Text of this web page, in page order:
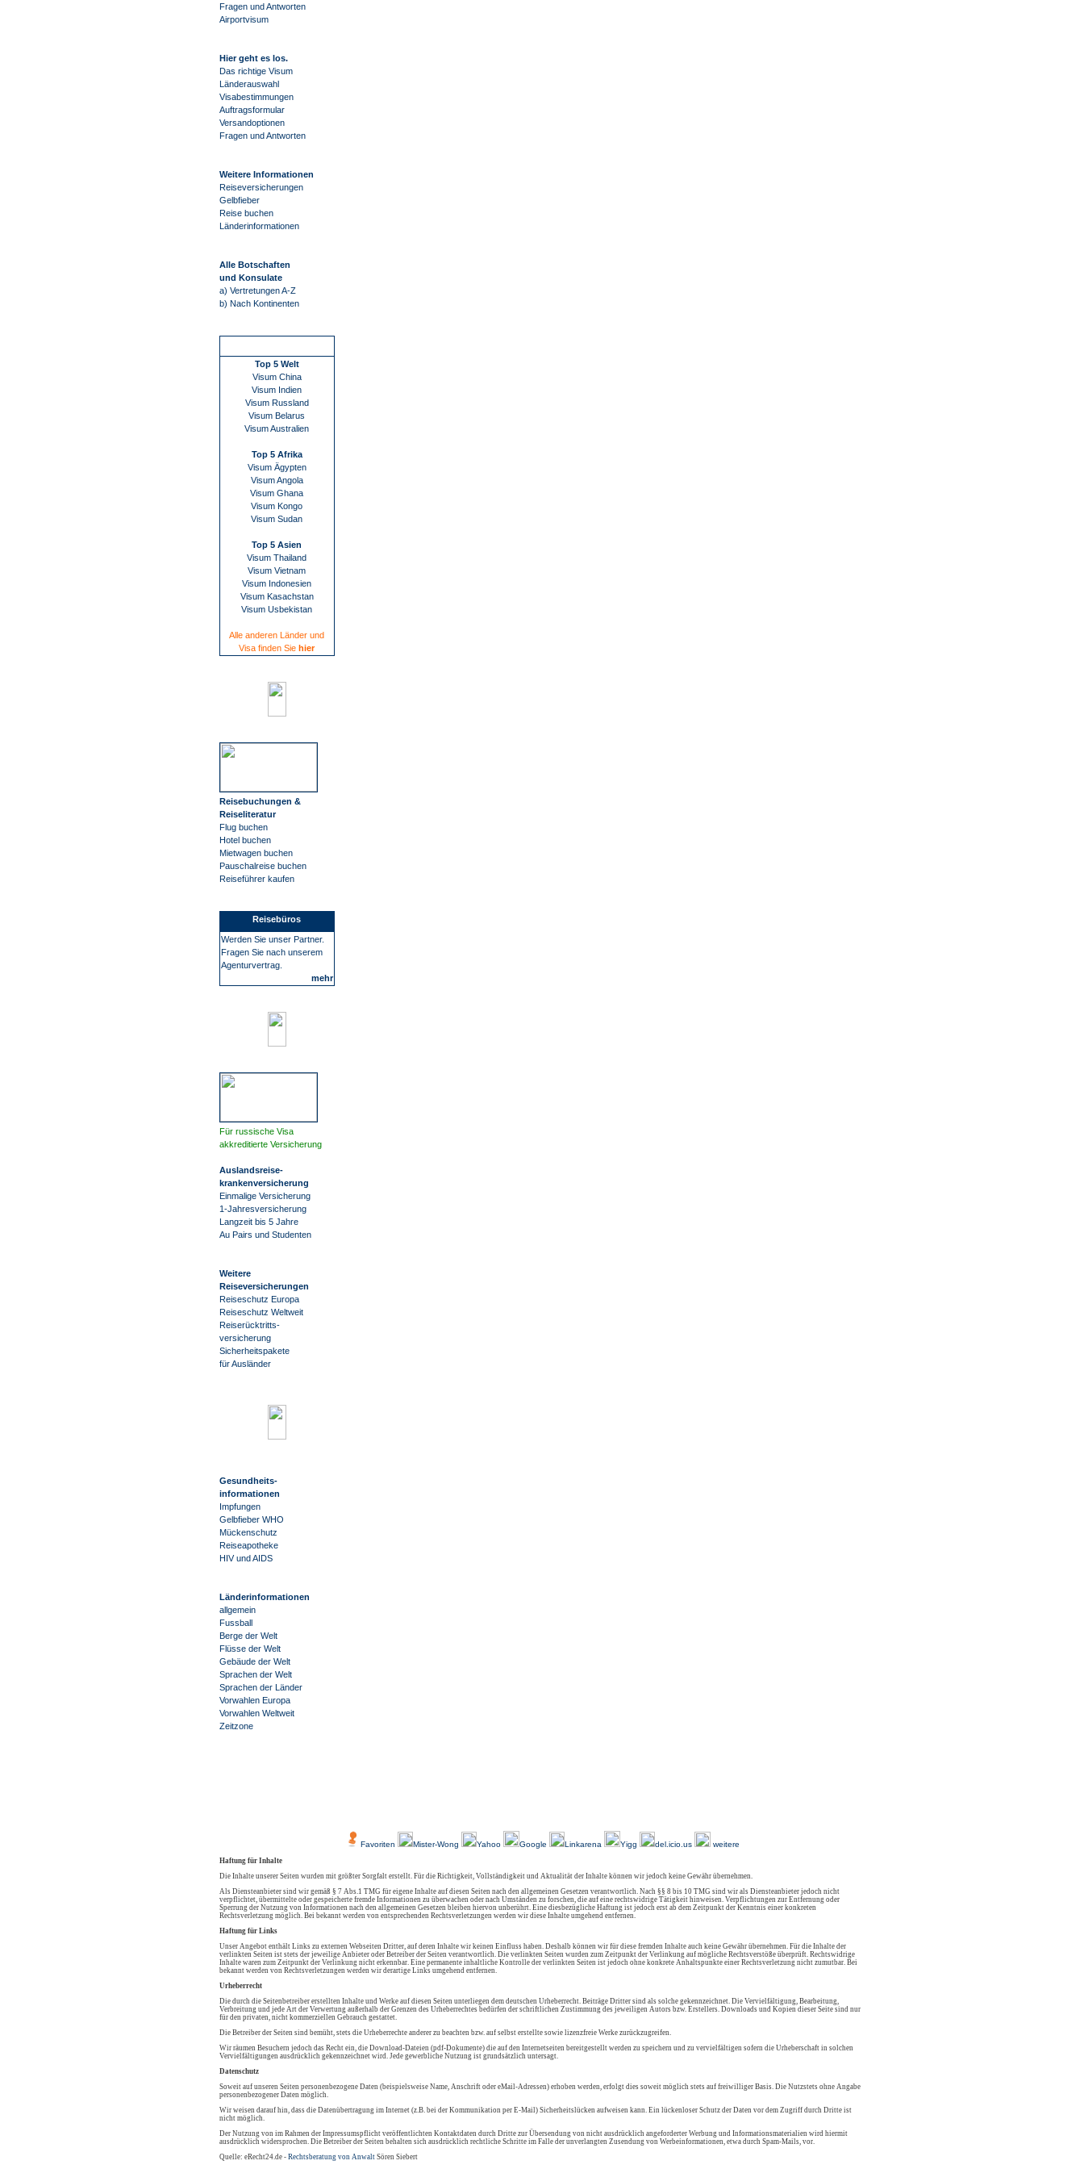
Fragen und Antworten
Airportvisum
Hier geht es los.
Das richtige Visum
Länderauswahl
Visabestimmungen
Auftragsformular
Versandoptionen
Fragen und Antworten
Weitere Informationen
Reiseversicherungen
Gelbfieber
Reise buchen
Länderinformationen
Alle Botschaften
und Konsulate
a) Vertretungen A-Z
b) Nach Kontinenten
Top 5 Welt
Visum China
Visum Indien
Visum Russland
Visum Belarus
Visum Australien
Top 5 Afrika
Visum Ägypten
Visum Angola
Visum Ghana
Visum Kongo
Visum Sudan
Top 5 Asien
Visum Thailand
Visum Vietnam
Visum Indonesien
Visum Kasachstan
Visum Usbekistan
Alle anderen Länder und
Visa finden Sie hier
Reisebuchungen &
Reiseliteratur
Flug buchen
Hotel buchen
Mietwagen buchen
Pauschalreise buchen
Reiseführer kaufen
Reisebüros
Werden Sie unser Partner.
Fragen Sie nach unserem
Agenturvertrag.
mehr
Für russische Visa
akkreditierte Versicherung
Auslandsreise-
krankenversicherung
Einmalige Versicherung
1-Jahresversicherung
Langzeit bis 5 Jahre
Au Pairs und Studenten
Weitere
Reiseversicherungen
Reiseschutz Europa
Reiseschutz Weltweit
Reiserücktritts-
versicherung
Sicherheitspakete
für Ausländer
Gesundheits-
informationen
Impfungen
Gelbfieber WHO
Mückenschutz
Reiseapotheke
HIV und AIDS
Länderinformationen
allgemein
Fussball
Berge der Welt
Flüsse der Welt
Gebäude der Welt
Sprachen der Welt
Sprachen der Länder
Vorwahlen Europa
Vorwahlen Weltweit
Zeitzone
Favoriten Mister-Wong Yahoo Google Linkarena Yigg del.icio.us weitere
Haftung für Inhalte
Die Inhalte unserer Seiten wurden mit größter Sorgfalt erstellt. Für die Richtigkeit, Vollständigkeit und Aktualität der Inhalte können wir jedoch keine Gewähr übernehmen.
Als Diensteanbieter sind wir gemäß § 7 Abs.1 TMG für eigene Inhalte auf diesen Seiten nach den allgemeinen Gesetzen verantwortlich. Nach §§ 8 bis 10 TMG sind wir als Diensteanbieter jedoch nicht
verpflichtet, übermittelte oder gespeicherte fremde Informationen zu überwachen oder nach Umständen zu forschen, die auf eine rechtswidrige Tätigkeit hinweisen. Verpflichtungen zur Entfernung oder
Sperrung der Nutzung von Informationen nach den allgemeinen Gesetzen bleiben hiervon unberührt. Eine diesbezügliche Haftung ist jedoch erst ab dem Zeitpunkt der Kenntnis einer konkreten
Rechtsverletzung möglich. Bei bekannt werden von entsprechenden Rechtsverletzungen werden wir diese Inhalte umgehend entfernen.
Haftung für Links
Unser Angebot enthält Links zu externen Webseiten Dritter, auf deren Inhalte wir keinen Einfluss haben. Deshalb können wir für diese fremden Inhalte auch keine Gewähr übernehmen. Für die Inhalte der
verlinkten Seiten ist stets der jeweilige Anbieter oder Betreiber der Seiten verantwortlich. Die verlinkten Seiten wurden zum Zeitpunkt der Verlinkung auf mögliche Rechtsverstöße überprüft. Rechtswidrige
Inhalte waren zum Zeitpunkt der Verlinkung nicht erkennbar. Eine permanente inhaltliche Kontrolle der verlinkten Seiten ist jedoch ohne konkrete Anhaltspunkte einer Rechtsverletzung nicht zumutbar. Bei
bekannt werden von Rechtsverletzungen werden wir derartige Links umgehend entfernen.
Urheberrecht
Die durch die Seitenbetreiber erstellten Inhalte und Werke auf diesen Seiten unterliegen dem deutschen Urheberrecht. Beiträge Dritter sind als solche gekennzeichnet. Die Vervielfältigung, Bearbeitung,
Verbreitung und jede Art der Verwertung außerhalb der Grenzen des Urheberrechtes bedürfen der schriftlichen Zustimmung des jeweiligen Autors bzw. Erstellers. Downloads und Kopien dieser Seite sind nur
für den privaten, nicht kommerziellen Gebrauch gestattet.
Die Betreiber der Seiten sind bemüht, stets die Urheberrechte anderer zu beachten bzw. auf selbst erstellte sowie lizenzfreie Werke zurückzugreifen.
Wir räumen Besuchern jedoch das Recht ein, die Download-Dateien (pdf-Dokumente) die auf den Internetseiten bereitgestellt werden zu speichern und zu vervielfältigen sofern die Urheberschaft in solchen
Vervielfältigungen ausdrücklich gekennzeichnet wird. Jede gewerbliche Nutzung ist grundsätzlich untersagt.
Datenschutz
Soweit auf unseren Seiten personenbezogene Daten (beispielsweise Name, Anschrift oder eMail-Adressen) erhoben werden, erfolgt dies soweit möglich stets auf freiwilliger Basis. Die Nutzstets ohne Angabe
personenbezogener Daten möglich.
Wir weisen darauf hin, dass die Datenübertragung im Internet (z.B. bei der Kommunikation per E-Mail) Sicherheitslücken aufweisen kann. Ein lückenloser Schutz der Daten vor dem Zugriff durch Dritte ist
nicht möglich.
Der Nutzung von im Rahmen der Impressumspflicht veröffentlichten Kontaktdaten durch Dritte zur Übersendung von nicht ausdrücklich angeforderter Werbung und Informationsmaterialien wird hiermit
ausdrücklich widersprochen. Die Betreiber der Seiten behalten sich ausdrücklich rechtliche Schritte im Falle der unverlangten Zusendung von Werbeinformationen, etwa durch Spam-Mails, vor.
Quelle: eRecht24.de - Rechtsberatung von AnwaltSören Siebert